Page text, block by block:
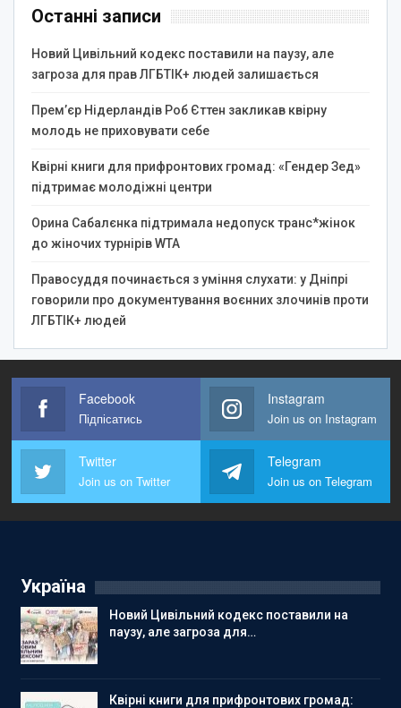
Останні записи
Новий Цивільний кодекс поставили на паузу, але
загроза для прав ЛГБТІК+ людей залишається
Прем’єр Нідерландів Роб Єттен закликав квірну
молодь не приховувати себе
Квірні книги для прифронтових громад: «Гендер Зед»
підтримає молодіжні центри
Орина Сабалєнка підтримала недопуск транс*жінок
до жіночих турнірів WTA
Правосуддя починається з уміння слухати: у Дніпрі
говорили про документування воєнних злочинів проти
ЛГБТІК+ людей
Facebook
Підпісатись
Instagram
Join us on Instagram
Twitter
Join us on Twitter
Telegram
Join us on Telegram
Україна
Новий Цивільний кодекс поставили на
паузу, але загроза для…
Квірні книги для прифронтових громад: